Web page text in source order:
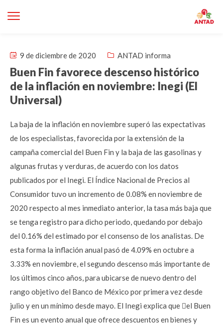
9 de diciembre de 2020 ANTAD informa
Buen Fin favorece descenso histórico
de la inflación en noviembre: Inegi (El
Universal)
La baja de la inflación en noviembre superó las expectativas
de los especialistas, favorecida por la extensión de la
campaña comercial del Buen Fin y la baja de las gasolinas y
algunas frutas y verduras, de acuerdo con los datos
publicados por el Inegi. El Índice Nacional de Precios al
Consumidor tuvo un incremento de 0.08% en noviembre de
2020 respecto al mes inmediato anterior, la tasa más baja que
se tenga registro para dicho periodo, quedando por debajo
del 0.16% del estimado por el consenso de los analistas. De
esta forma la inflación anual pasó de 4.09% en octubre a
3.33% en noviembre, el segundo descenso más importante de
los últimos cinco años, para ubicarse de nuevo dentro del
rango objetivo del Banco de México por primera vez desde
julio y en un mínimo desde mayo. El Inegi explica que el Buen
Fin es un evento anual que ofrece descuentos en bienes y